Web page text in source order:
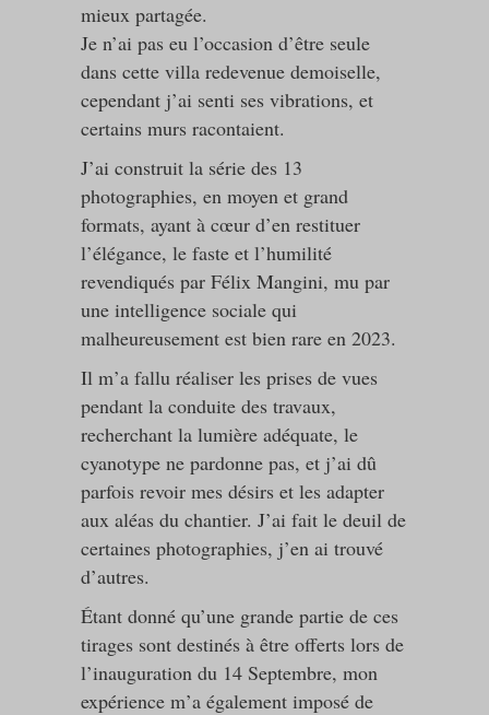
mieux partagée.
Je n’ai pas eu l’occasion d’être seule
dans cette villa redevenue demoiselle,
cependant j’ai senti ses vibrations, et
certains murs racontaient.
J’ai construit la série des 13
photographies, en moyen et grand
formats, ayant à cœur d’en restituer
l’élégance, le faste et l’humilité
revendiqués par Félix Mangini, mu par
une intelligence sociale qui
malheureusement est bien rare en 2023.
Il m’a fallu réaliser les prises de vues
pendant la conduite des travaux,
recherchant la lumière adéquate, le
cyanotype ne pardonne pas, et j’ai dû
parfois revoir mes désirs et les adapter
aux aléas du chantier. J’ai fait le deuil de
certaines photographies, j’en ai trouvé
d’autres.
Étant donné qu’une grande partie de ces
tirages sont destinés à être offerts lors de
l’inauguration du 14 Septembre, mon
expérience m’a également imposé de